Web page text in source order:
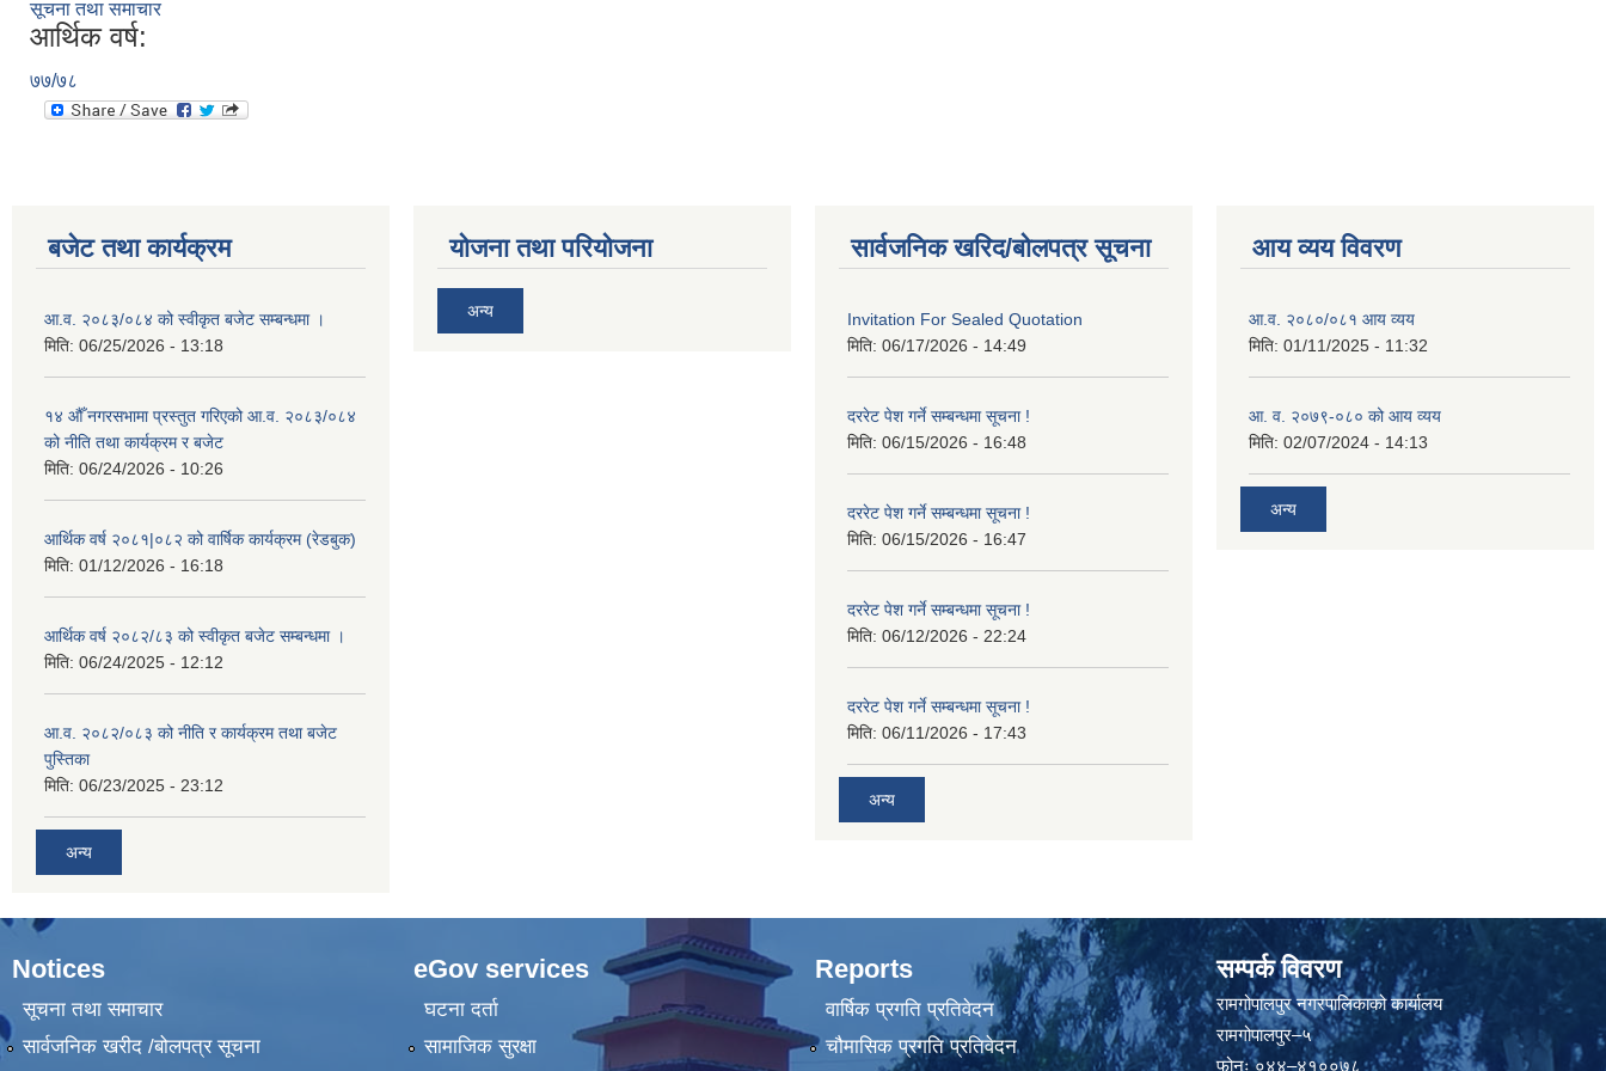
सूचना तथा समाचार
आर्थिक वर्ष:
७७/७८
बजेट तथा कार्यक्रम
आ.व. २०८३/०८४ को स्वीकृत बजेट सम्बन्धमा ।
मिति: 06/25/2026 - 13:18
१४ औँ नगरसभामा प्रस्तुत गरिएको आ.व. २०८३/०८४
को नीति तथा कार्यक्रम र बजेट
मिति: 06/24/2026 - 10:26
आर्थिक वर्ष २०८१|०८२ को वार्षिक कार्यक्रम (रेडबुक)
मिति: 01/12/2026 - 16:18
आर्थिक वर्ष २०८२/८३ को स्वीकृत बजेट सम्बन्धमा ।
मिति: 06/24/2025 - 12:12
आ.व. २०८२/०८३ को नीति र कार्यक्रम तथा बजेट
पुस्तिका
मिति: 06/23/2025 - 23:12
अन्य
योजना तथा परियोजना
अन्य
सार्वजनिक खरिद/बोलपत्र सूचना
Invitation For Sealed Quotation
मिति: 06/17/2026 - 14:49
दररेट पेश गर्ने सम्बन्धमा सूचना !
मिति: 06/15/2026 - 16:48
दररेट पेश गर्ने सम्बन्धमा सूचना !
मिति: 06/15/2026 - 16:47
दररेट पेश गर्ने सम्बन्धमा सूचना !
मिति: 06/12/2026 - 22:24
दररेट पेश गर्ने सम्बन्धमा सूचना !
मिति: 06/11/2026 - 17:43
अन्य
आय व्यय विवरण
आ.व. २०८०/०८१ आय व्यय
मिति: 01/11/2025 - 11:32
आ. व. २०७९-०८० को आय व्यय
मिति: 02/07/2024 - 14:13
अन्य
Notices
सूचना तथा समाचार
सार्वजनिक खरीद /बोलपत्र सूचना
eGov services
घटना दर्ता
सामाजिक सुरक्षा
Reports
वार्षिक प्रगति प्रतिवेदन
चौमासिक प्रगति प्रतिवेदन
सम्पर्क विवरण
रामगोपालपुर नगरपालिकाको कार्यालय
रामगोपालपुर–५
फोनः ०४४–४१००७८